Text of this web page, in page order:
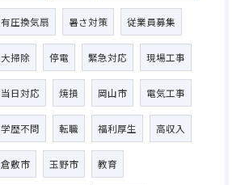
有圧換気扇 暑さ対策 従業員募集
大掃除 停電 緊急対応 現場工事
当日対応 焼損 岡山市 電気工事
学歴不問 転職 福利厚生 高収入
倉敷市 玉野市 教育